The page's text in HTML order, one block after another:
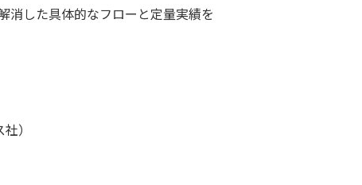
消した具体的なフローと定量実績を
）